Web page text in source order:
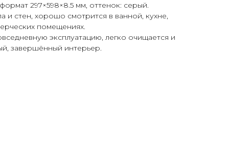
297×598×8.5 мм, оттенок: серый.
и стен, хорошо смотрится в ванной, кухне,
помещениях.
эксплуатацию, легко очищается и
завершённый интерьер.